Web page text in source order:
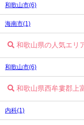
和歌山市(6)
海南市(1)
和歌山県の人気エリ
和歌山市(6)
和歌山県西牟婁郡上
内科(1)